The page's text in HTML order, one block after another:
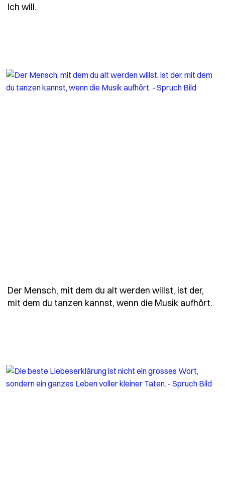
Ich will.
Der Mensch, mit dem du alt werden willst, ist der,
mit dem du tanzen kannst, wenn die Musik aufhört.